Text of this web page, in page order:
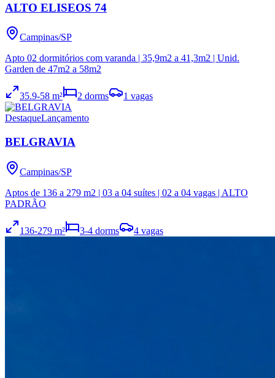
ALTO ELISEOS 74
Campinas/SP
Apto 02 dormitórios com varanda | 35,9m2 a 41,3m2 | Unid.
Garden de 47m2 a 58m2
35.9-58 m² 2 dorms 1 vagas
DestaqueLançamento
BELGRAVIA
Campinas/SP
Aptos de 136 a 279 m2 | 03 a 04 suítes | 02 a 04 vagas | ALTO
PADRÃO
136-279 m² 3-4 dorms 4 vagas